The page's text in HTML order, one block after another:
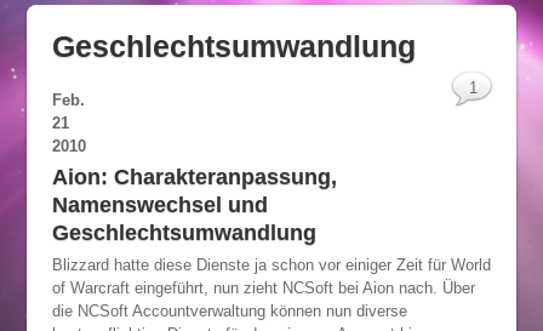
Geschlechtsumwandlung
Feb.
21
2010
Aion: Charakteranpassung,
Namenswechsel und
Geschlechtsumwandlung
Blizzard hatte diese Dienste ja schon vor einiger Zeit für World
of Warcraft eingeführt, nun zieht NCSoft bei Aion nach. Über
die NCSoft Accountverwaltung können nun diverse
1